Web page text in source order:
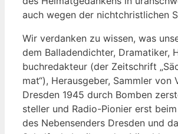
auch wegen der nicht­christ­li­chen
Wir ver­dan­ken zu wis­sen, was
dem Bal­la­den­dich­ter, Dra­ma­ti­ker,
buch­re­dak­teur (der Zeit­schrift
mat“), Her­aus­ge­ber, Samm­ler von
Dres­den 1945 durch Bom­ben
stel­ler und Radio-Pio­nier erst
des Neben­sen­ders Dres­den und